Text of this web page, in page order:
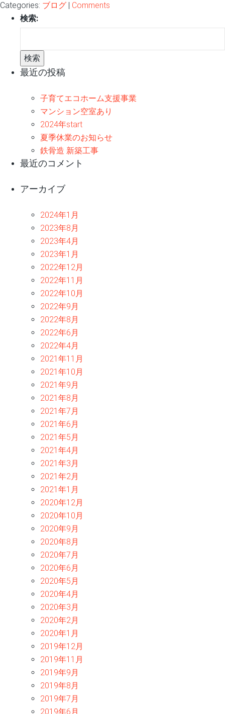
Categories: ブログ | Comments
検索:
最近の投稿
子育てエコホーム支援事業
マンション空室あり
2024年start
夏季休業のお知らせ
鉄骨造 新築工事
最近のコメント
アーカイブ
2024年1月
2023年8月
2023年4月
2023年1月
2022年12月
2022年11月
2022年10月
2022年9月
2022年8月
2022年6月
2022年4月
2021年11月
2021年10月
2021年9月
2021年8月
2021年7月
2021年6月
2021年5月
2021年4月
2021年3月
2021年2月
2021年1月
2020年12月
2020年10月
2020年9月
2020年8月
2020年7月
2020年6月
2020年5月
2020年4月
2020年3月
2020年2月
2020年1月
2019年12月
2019年11月
2019年9月
2019年8月
2019年7月
2019年6月